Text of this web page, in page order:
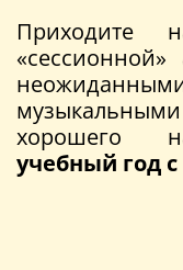
Приходите
хорошего
учебный год